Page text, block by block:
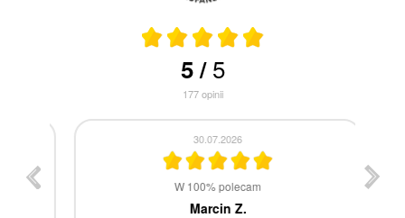
5/5
177opinii
30.07.2026
W 100% polecam
Marcin Z.